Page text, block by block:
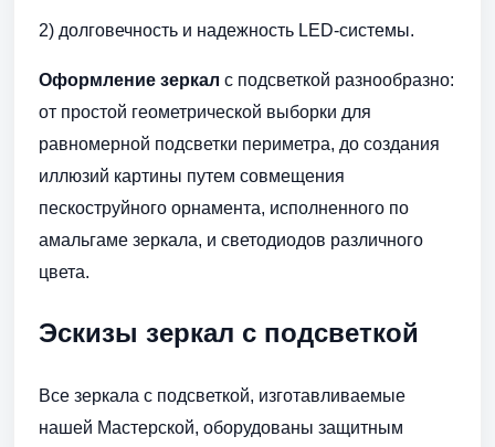
2) долговечность и надежность LED-системы.
Оформление зеркал с подсветкой разнообразно:
от простой геометрической выборки для
равномерной подсветки периметра, до создания
иллюзий картины путем совмещения
пескоструйного орнамента, исполненного по
амальгаме зеркала, и светодиодов различного
цвета.
Эскизы зеркал с подсветкой
Все зеркала с подсветкой, изготавливаемые
нашей Мастерской, оборудованы защитным